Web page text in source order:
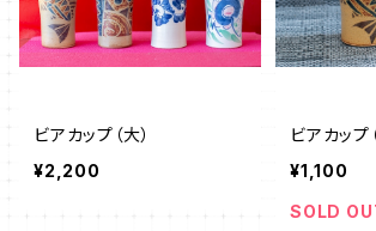
ビアカップ（大）
¥2,200
ビアカップ
¥1,100
SOLD